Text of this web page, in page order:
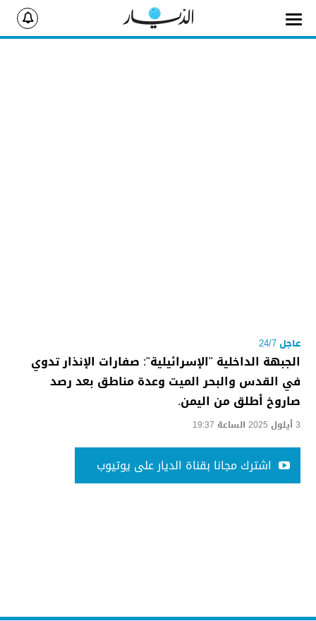
عاجل 24/7
الجبهة الداخلية "الإسرائيلية": صفارات الإنذار تدوي
في القدس والبحر الميت وعدة مناطق بعد رصد
صاروخ أطلق من اليمن.
3 أيلول 2025 الساعة 19:37
اشترك مجانا بقناة الديار على يوتيوب